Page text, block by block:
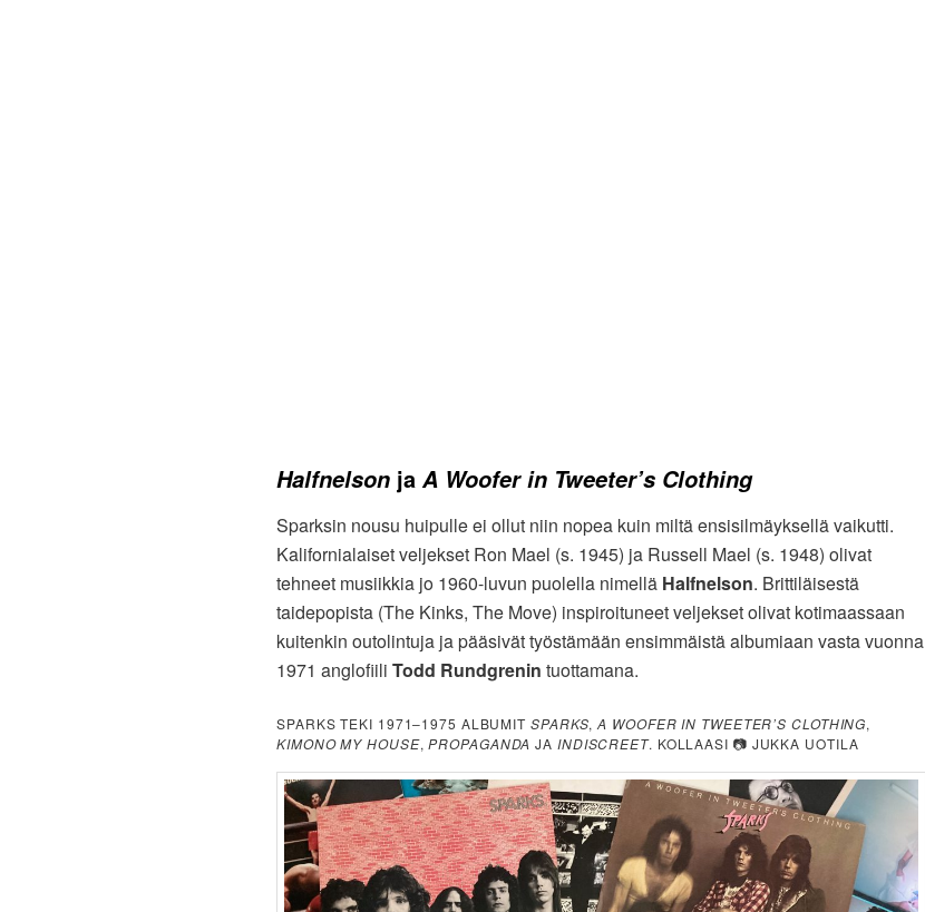
Halfnelson ja A Woofer in Tweeter’s Clothing
Sparksin nousu huipulle ei ollut niin nopea kuin miltä ensisilmäyksellä vaikutti.
Kalifornialaiset veljekset Ron Mael (s. 1945) ja Russell Mael (s. 1948) olivat
tehneet musiikkia jo 1960-luvun puolella nimellä Halfnelson. Brittiläisestä
taidepopista (The Kinks, The Move) inspiroituneet veljekset olivat kotimaassaan
kuitenkin outolintuja ja pääsivät työstämään ensimmäistä albumiaan vasta vuonna
1971 anglofiili Todd Rundgrenin tuottamana.
SPARKS TEKI 1971–1975 ALBUMIT SPARKS,A WOOFER IN TWEETER’S CLOTHING,
KIMONO MY HOUSE,PROPAGANDA JA INDISCREET. KOLLAASI 📷 JUKKA UOTILA